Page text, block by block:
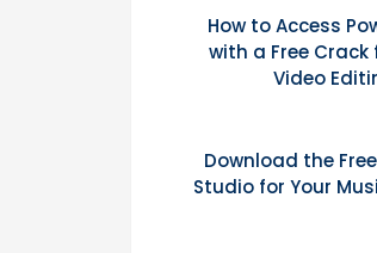
How to Access
with a Free Crack
Video
Download the
Studio for Your